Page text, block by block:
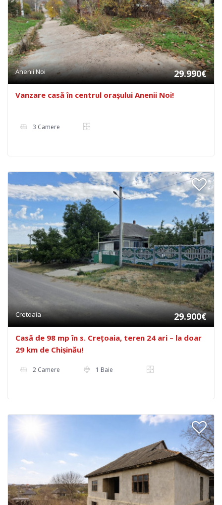
Anenii Noi 29.990€
Vanzare casă în centrul oraşului Anenii Noi!
3 Camere
Cretoaia 29.900€
Casă de 98 mp în s. Crețoaia, teren 24 ari – la doar
29 km de Chișinău!
2 Camere 1 Baie